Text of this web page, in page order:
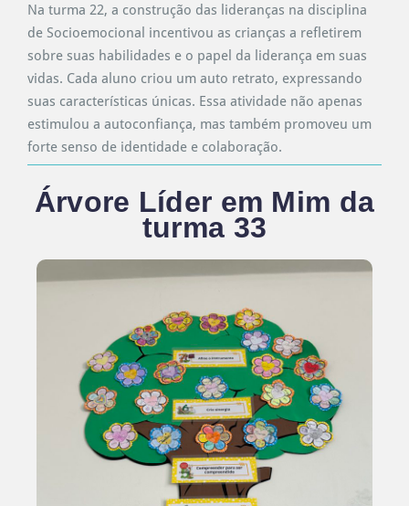
Na turma 22, a construção das lideranças na disciplina
de Socioemocional incentivou as crianças a refletirem
sobre suas habilidades e o papel da liderança em suas
vidas. Cada aluno criou um auto retrato, expressando
suas características únicas. Essa atividade não apenas
estimulou a autoconfiança, mas também promoveu um
forte senso de identidade e colaboração.
Árvore Líder em Mim da
turma 33